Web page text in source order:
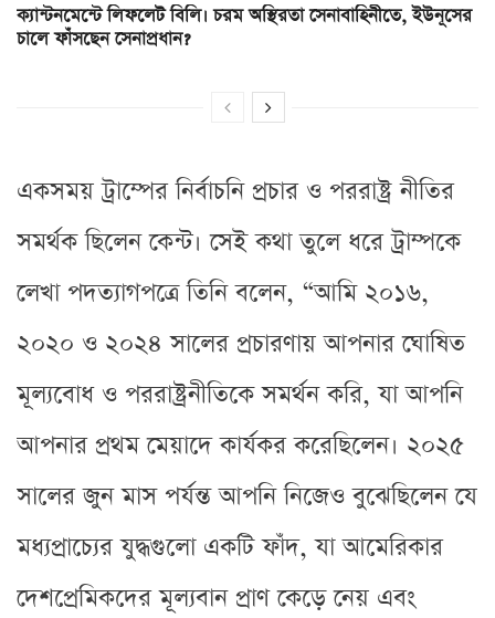
ক্যান্টনমেন্টে লিফলেট বিলি। চরম অস্থিরতা সেনাবাহিনীতে, ইউনূসের
চালে ফাঁসছেন সেনাপ্রধান?
একসময় ট্রাম্পের নির্বাচনি প্রচার ও পররাষ্ট্র নীতির
সমর্থক ছিলেন কেন্ট। সেই কথা তুলে ধরে ট্রাম্পকে
লেখা পদত্যাগপত্রে তিনি বলেন, “আমি ২০১৬,
২০২০ ও ২০২৪ সালের প্রচারণায় আপনার ঘোষিত
মূল্যবোধ ও পররাষ্ট্রনীতিকে সমর্থন করি, যা আপনি
আপনার প্রথম মেয়াদে কার্যকর করেছিলেন। ২০২৫
সালের জুন মাস পর্যন্ত আপনি নিজেও বুঝেছিলেন যে
মধ্যপ্রাচ্যের যুদ্ধগুলো একটি ফাঁদ, যা আমেরিকার
দেশপ্রেমিকদের মূল্যবান প্রাণ কেড়ে নেয় এবং